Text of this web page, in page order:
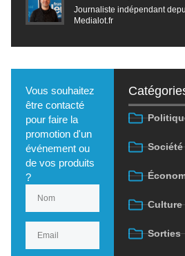
Journaliste indépendant
Medialot.fr
Vous souhaitez
être contacté
pour faire la
promotion d'un
événement ou
de vos produits
?
Société
Culture
Sorties